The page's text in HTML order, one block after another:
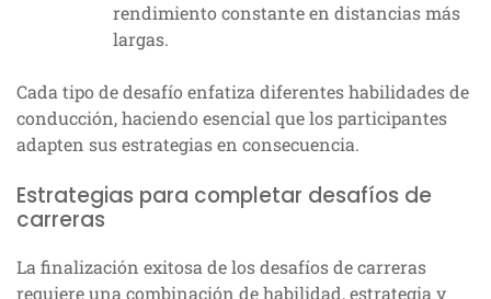
rendimiento constante en distancias más
largas.
Cada tipo de desafío enfatiza diferentes habilidades de
conducción, haciendo esencial que los participantes
adapten sus estrategias en consecuencia.
Estrategias para completar desafíos de
carreras
La finalización exitosa de los desafíos de carreras
requiere una combinación de habilidad, estrategia y